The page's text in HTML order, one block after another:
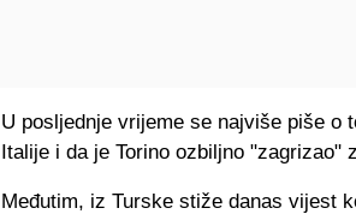
U posljednje vrijeme se najviše piše o
Italije i da je Torino ozbiljno "zagrizao"
Međutim, iz Turske stiže danas vijest